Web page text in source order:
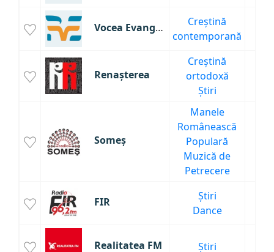
Vocea Evangheliei Cluj
Creștină
contemporană
Renașterea
Creștină
ortodoxă
Știri
Someș
Manele
Românească
Populară
Muzică de
Petrecere
FIR
Știri
Dance
Realitatea FM Știri